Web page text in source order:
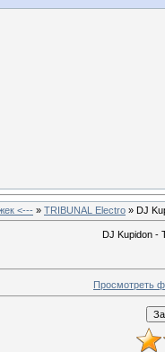
<--- » TRIBUNAL Electro » DJ
DJ Kupidon -
Просмотреть